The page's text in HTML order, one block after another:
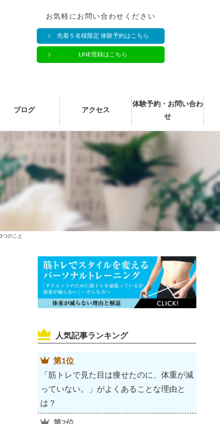
お気軽にお問い合わせください
先着５名様限定 体験予約はこちら
LINE登録はこちら
ブログ アクセス
体験予約・お問い合わ
せ
つのこと
人気記事ランキング
第1位
「筋トレで見た目は痩せたのに、体重が減
っていない。」がよくあることな理由と
は？